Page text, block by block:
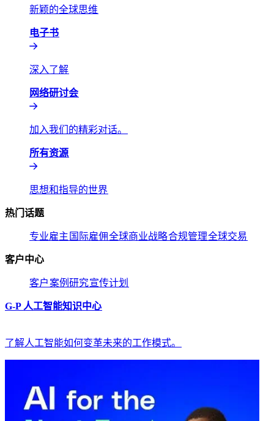
新颖的全球思维​​
电子书​​
深入了解​​
网络研讨会​​
加入我们的精彩对话。​​
所有资源​​
思想和指导的世界​​
热门话题​​
专业雇主​​ 国际雇佣​​全球商业战略​​合规管理​​全球交易​​
客户中心​​
客户​​案例研究​​宣传计划​​
G-P 人工智能知识中心​​
了解人工智能如何变革未来的工作模式。​​